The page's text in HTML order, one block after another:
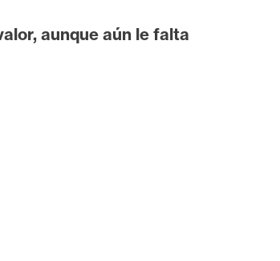
aunque aún le falta